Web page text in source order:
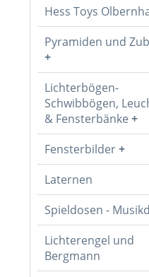
Hess Toys
Pyramiden und
Lichterbögen-
Schwibbögen,
& Fensterbänke
Fensterbilder
Laternen
Spieldosen -
Lichterengel und
Bergmann